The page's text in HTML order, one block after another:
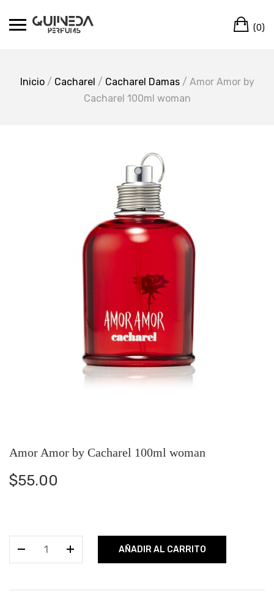
(0)
Inicio/ Cacharel / Cacharel Damas/ Amor Amor by
Cacharel 100ml woman
Amor Amor by Cacharel 100ml woman
$55.00
AÑADIR AL CARRITO